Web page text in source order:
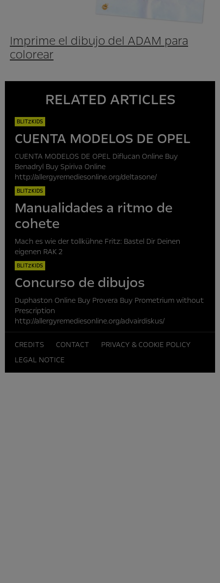
Imprime el dibujo del ADAM para
colorear
RELATED ARTICLES
BLITZKIDS
CUENTA MODELOS DE OPEL
CUENTA MODELOS DE OPEL Diflucan Online Buy
Benadryl Buy Spiriva Online
http://allergyremediesonline.org/deltasone/
BLITZKIDS
Manualidades a ritmo de
cohete
Mach es wie der tollkühne Fritz: Bastel Dir Deinen
eigenen RAK 2
BLITZKIDS
Concurso de dibujos
Duphaston Online Buy Provera Buy Prometrium without
Prescription
http://allergyremediesonline.org/advairdiskus/
CREDITS CONTACT
PRIVACY & COOKIE POLICY
LEGAL NOTICE